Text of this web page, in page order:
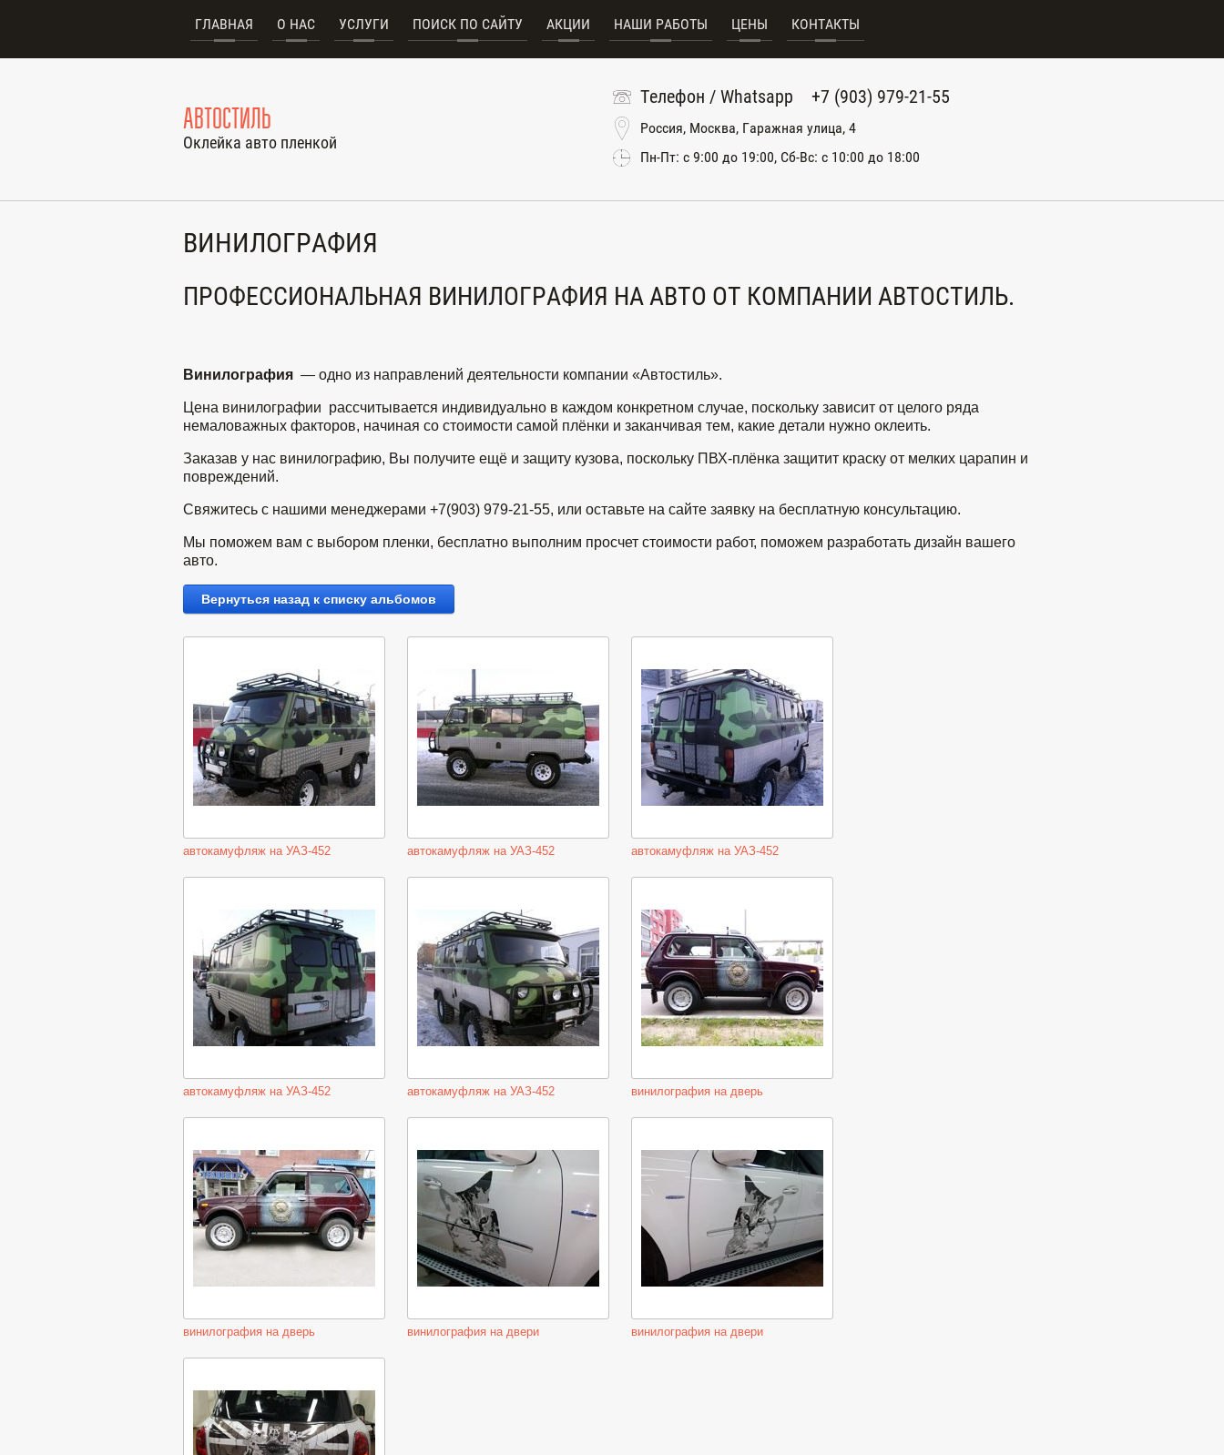
ГЛАВНАЯ О НАС УСЛУГИ ПОИСК ПО САЙТУ АКЦИИ НАШИ РАБОТЫ ЦЕНЫ КОНТАКТЫ
АВТОСТИЛЬ
Оклейка авто пленкой
Телефон / Whatsapp +7 (903) 979-21-55
Россия, Москва, Гаражная улица, 4
Пн-Пт: с 9:00 до 19:00, Сб-Вс: с 10:00 до 18:00
ВИНИЛОГРАФИЯ
ПРОФЕССИОНАЛЬНАЯ ВИНИЛОГРАФИЯ НА АВТО ОТ КОМПАНИИ АВТОСТИЛЬ.
Винилография — одно из направлений деятельности компании «Автостиль».
Цена винилографии рассчитывается индивидуально в каждом конкретном случае, поскольку зависит от целого ряда
немаловажных факторов, начиная со стоимости самой плёнки и заканчивая тем, какие детали нужно оклеить.
Заказав у нас винилографию, Вы получите ещё и защиту кузова, поскольку ПВХ-плёнка защитит краску от мелких царапин и
повреждений.
Свяжитесь с нашими менеджерами +7(903) 979-21-55, или оставьте на сайте заявку на бесплатную консультацию.
Мы поможем вам с выбором пленки, бесплатно выполним просчет стоимости работ, поможем разработать дизайн вашего
авто.
Вернуться назад к списку альбомов
автокамуфляж на УАЗ-452 автокамуфляж на УАЗ-452 автокамуфляж на УАЗ-452
автокамуфляж на УАЗ-452 автокамуфляж на УАЗ-452 винилография на дверь
винилография на дверь винилография на двери винилография на двери